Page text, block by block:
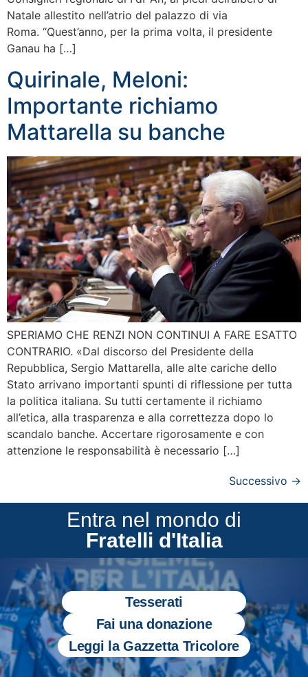
Natale allestito nell’atrio del palazzo di via
Roma. “Quest’anno, per la prima volta, il presidente
Ganau ha […]
Quirinale, Meloni:
Importante richiamo
Mattarella su banche
SPERIAMO CHE RENZI NON CONTINUI A FARE ESATTO
CONTRARIO. «Dal discorso del Presidente della
Repubblica, Sergio Mattarella, alle alte cariche dello
Stato arrivano importanti spunti di riflessione per tutta
la politica italiana. Su tutti certamente il richiamo
all’etica, alla trasparenza e alla correttezza dopo lo
scandalo banche. Accertare rigorosamente e con
attenzione le responsabilità è necessario […]
Successivo →
Entra nel mondo di
Fratelli d'Italia
Tesserati
Fai una donazione
Leggi la Gazzetta Tricolore